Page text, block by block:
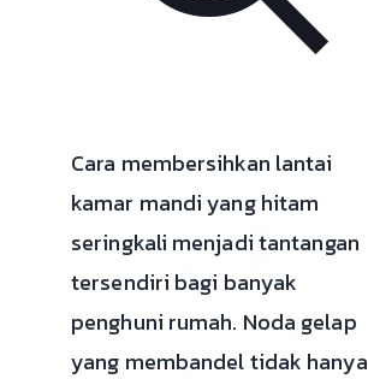
Cara membersihkan lantai
kamar mandi yang hitam
seringkali menjadi tantangan
tersendiri bagi banyak
penghuni rumah. Noda gelap
yang membandel tidak hanya